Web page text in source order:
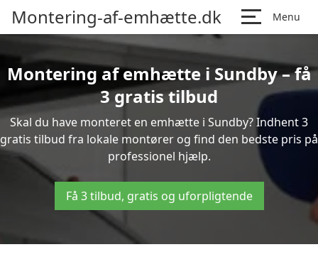
Montering-af-emhætte.dk Menu
Montering af emhætte i Sundby – få
3 gratis tilbud
Skal du have monteret en emhætte i Sundby? Indhent 3
gratis tilbud fra lokale montører og find den bedste pris på
professionel hjælp.
Få 3 tilbud, gratis og uforpligtende